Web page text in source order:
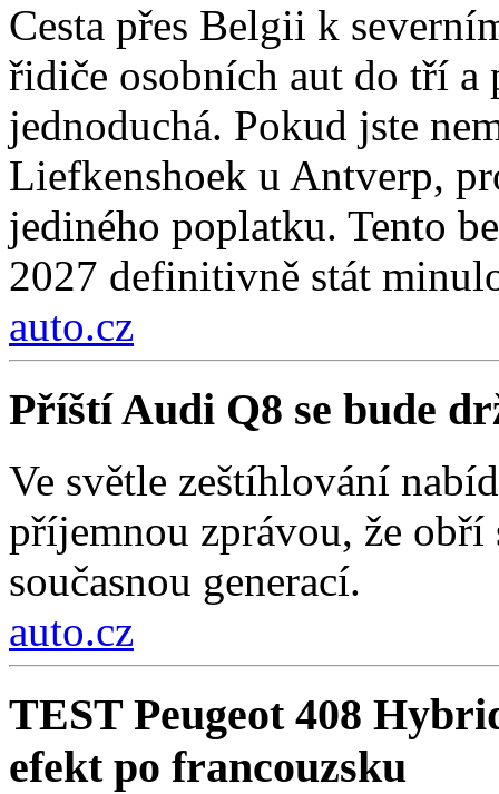
Cesta přes Belgii k
řidiče osobních aut do tří
jednoduchá. Pokud jste
Liefkenshoek u Antverp,
jediného poplatku. Tento
2027 definitivně stát
auto.cz
Příští Audi Q8 se bude
Ve světle zeštíhlování
příjemnou zprávou, že
současnou generací.
auto.cz
TEST Peugeot 408
efekt po francouzsku